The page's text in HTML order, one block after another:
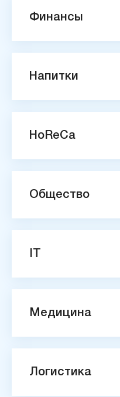
Финансы
Напитки
HoReCa
Общество
Медицина
Логистика